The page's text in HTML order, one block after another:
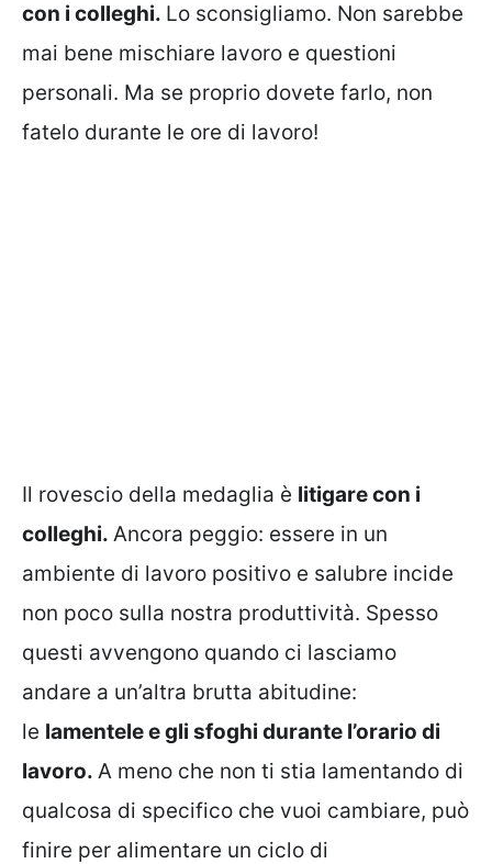
con i colleghi. Lo sconsigliamo. Non sarebbe
mai bene mischiare lavoro e questioni
personali. Ma se proprio dovete farlo, non
fatelo durante le ore di lavoro!
Il rovescio della medaglia è litigare con i
colleghi. Ancora peggio: essere in un
ambiente di lavoro positivo e salubre incide
non poco sulla nostra produttività. Spesso
questi avvengono quando ci lasciamo
andare a un’altra brutta abitudine:
le lamentele e gli sfoghi durante l’orario di
lavoro. A meno che non ti stia lamentando di
qualcosa di specifico che vuoi cambiare, può
finire per alimentare un ciclo di